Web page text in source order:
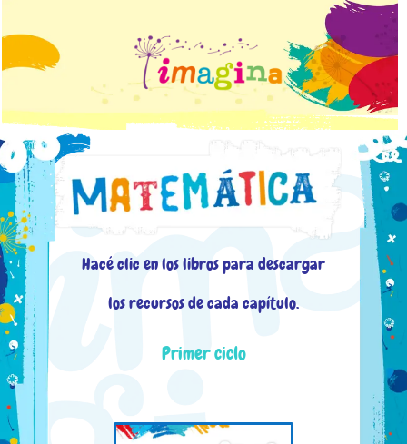
Hacé clic en los libros para descargar
los recursos de cada capítulo.
Primer ciclo